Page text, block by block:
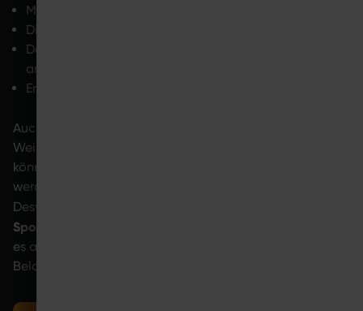
Muskelstrukturen werden repariert
Die Energiespeicher werden aufgefüllt
Das Zusammenspiel von Nerven und Muskeln wird
angepasst
Entzündungsreaktionen werden reduziert
Auch hier spielt
Weil zusätzlich Muskeln elektrisch aktiviert werden,
können mehr Muskelfasern gleichzeitig angesprochen
werden als bei vielen klassischen Trainingsformen.
Deswegen kann der
Sport je nach Intensität höher
es aber auch möglich, Reize gezielt zu steuern und die
Belastung zu dosieren.